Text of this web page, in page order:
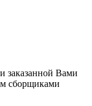
заказанной Вами
сборщиками